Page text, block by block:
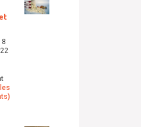
22